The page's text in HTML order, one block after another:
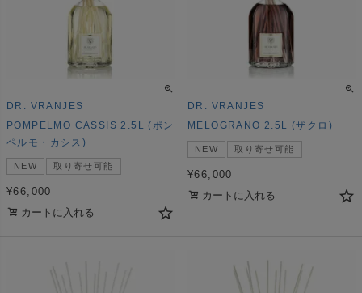
DR. VRANJES
POMPELMO CASSIS 2.5L (ポン
ペルモ・カシス)
NEW 取り寄せ可能
¥66,000
カートに入れる
DR. VRANJES
MELOGRANO 2.5L (ザクロ)
NEW 取り寄せ可能
¥66,000
カートに入れる